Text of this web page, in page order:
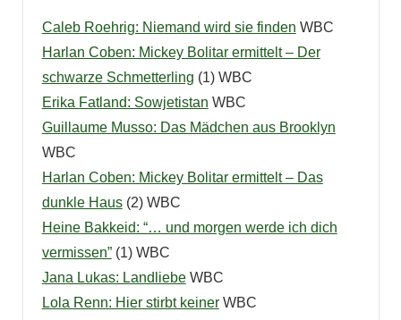
Caleb Roehrig: Niemand wird sie finden WBC
Harlan Coben: Mickey Bolitar ermittelt – Der
schwarze Schmetterling (1) WBC
Erika Fatland: Sowjetistan WBC
Guillaume Musso: Das Mädchen aus Brooklyn
WBC
Harlan Coben: Mickey Bolitar ermittelt – Das
dunkle Haus(2) WBC
Heine Bakkeid: “… und morgen werde ich dich
vermissen”(1) WBC
Jana Lukas: LandliebeWBC
Lola Renn: Hier stirbt keinerWBC